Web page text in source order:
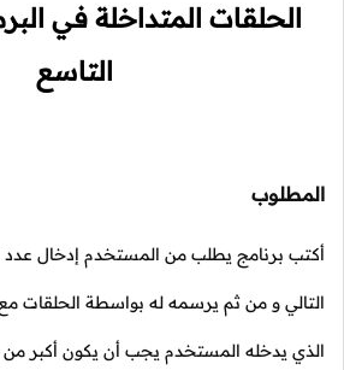
الحلقات المتداخلة في
التاسع
المطلوب
أكتب برنامج يطلب من المستخدم إدخال
التالي و من ثم يرسمه له بواسطة الحلقات مع
الذي يدخله المستخدم يجب أن يكون أكبر